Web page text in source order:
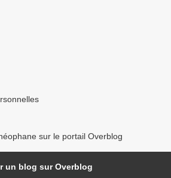
sur le portail Overblog
un blog sur Overblog